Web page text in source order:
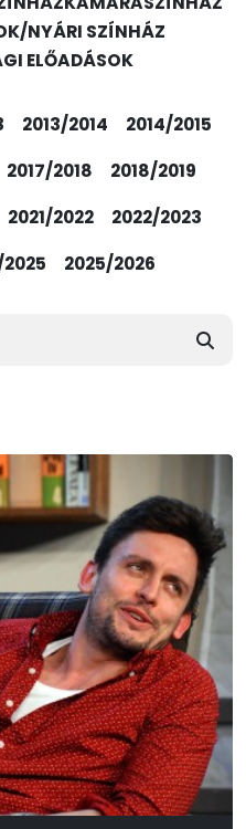
NYÁRI SZÍNHÁZ
ELŐADÁSOK
2013/2014
2014/2015
2017/2018
2018/2019
2021/2022
2022/2023
2025/2026